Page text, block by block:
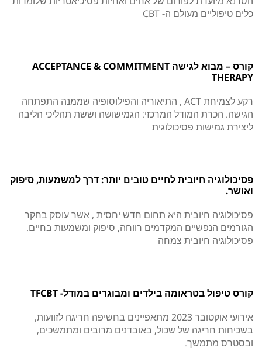
כלים טיפוליים מעולם ה- CBT
קורס – מבוא לגישה ACCEPTANCE & COMMITMENT
THERAPY
רקע לצמיחת ACT , התיאוריה והפילוסופיה שממנה התפתחה
הגישה. הכרת המודל המרכזי: הגמישושה וששת תהליכי הליבה
ליצירת גמישות פסיכולוגית
פסיכולוגיה חיובית לחיים טובים יותר: דרך למשמעות, סיפוק
ואושר.
פסיכולוגיה חיובית היא תחום חדש יחסית , אשר עוסק בחקר
הגורמים הנפשיים המקדמים רווחה, סיפוק ומשמעות בחיים.
פסיכולוגיה חיובית צמחה
קורס טיפול בטראומה בילדים ומבוגרים במודל- TFCBT
אירועי אוקטובר 2023 מתאפיינים בחשיפה חריגה לזוועות,
בשכיחות חריגה של שכול, באובדנים מרובים ומתמשכים,
ובסטרס מתמשך.